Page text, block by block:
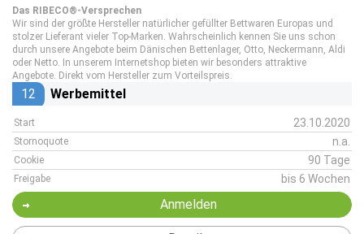
Das RIBECO®-Versprechen
Wir sind der größte Hersteller natürlicher gefüllter Bettwaren Europas und
stolzer Lieferant vieler Top-Marken. Wahrscheinlich kennen Sie uns schon
durch unsere Angebote beim Dänischen Bettenlager, Otto, Neckermann, Aldi
oder Netto. In unserem Internetshop bieten wir besonders attraktive
Angebote. Direkt vom Hersteller zum Vorteilspreis.
12 Werbemittel
Start 23.10.2020
Stornoquote n.a.
Cookie 90 Tage
Freigabe bis 6 Wochen
Anmelden